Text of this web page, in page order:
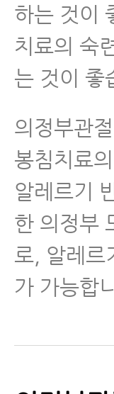
하는 것이
치료의 숙
는 것이 좋
의정부관
봉침치료
알레르기
한 의정부
로, 알레르
가 가능합